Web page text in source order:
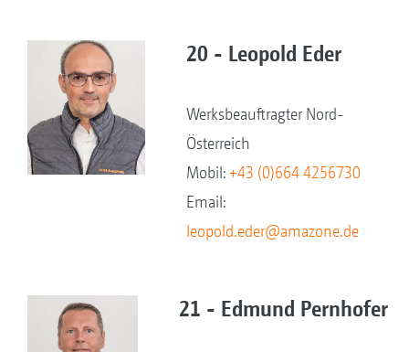
20 - Leopold Eder
Werksbeauftragter Nord-
Österreich
Mobil:+43 (0)664 4256730
Email:
leopold.eder@amazone.de
21 - Edmund Pernhofer